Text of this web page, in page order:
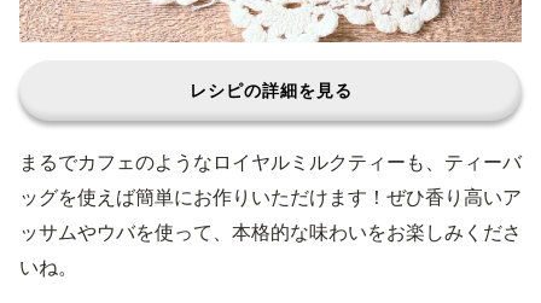
レシピの詳細を見る
まるでカフェのようなロイヤルミルクティーも、ティーバ
ッグを使えば簡単にお作りいただけます！ぜひ香り高いア
ッサムやウバを使って、本格的な味わいをお楽しみくださ
いね。